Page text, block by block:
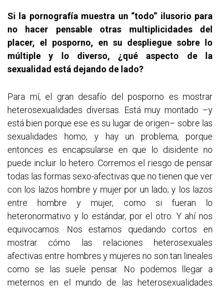
Si la pornografía muestra un “todo” ilusorio para
no hacer pensable otras multiplicidades del
placer, el posporno, en su despliegue sobre lo
múltiple y lo diverso, ¿qué aspecto de la
sexualidad está dejando de lado?
Para mí, el gran desafío del posporno es mostrar
heterosexualidades diversas. Está muy montado –y
está bien porque ese es su lugar de origen– sobre las
sexualidades homo, y hay un problema, porque
entonces es encapsularse en que lo disidente no
puede incluir lo hetero. Corremos el riesgo de pensar
todas las formas sexo-afectivas que no tienen que ver
con los lazos hombre y mujer por un lado; y los lazos
entre hombre y mujer, como si fueran lo
heteronormativo y lo estándar, por el otro. Y ahí nos
equivocamos. Nos estamos quedando cortos en
mostrar cómo las relaciones heterosexuales
afectivas entre hombres y mujeres no son tan lineales
como se las suele pensar. No podemos llegar a
meternos en el mundo de las heterosexualidades